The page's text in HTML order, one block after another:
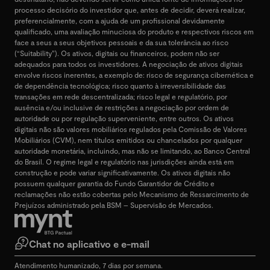
processo decisório do investidor que, antes de decidir, deverá realizar,
preferencialmente, com a ajuda de um profissional devidamente
qualificado, uma avaliação minuciosa do produto e respectivos riscos em
face a seus a seus objetivos pessoais e da sua tolerância ao risco
(“Suitability”). Os ativos, digitais ou financeiros, podem não ser
adequados para todos os investidores. A negociação de ativos digitais
envolve riscos inerentes, a exemplo de: risco de segurança cibernética e
de dependência tecnológica; risco quanto à irreversibilidade das
transações em rede descentralizada; risco legal e regulatório, por
ausência e/ou inclusive de restrições a negociação por ordem de
autoridade ou por regulação superveniente, entre outros. Os ativos
digitais não são valores mobiliários regulados pela Comissão de Valores
Mobiliários (CVM), nem títulos emitidos ou chancelados por qualquer
autoridade monetária, incluindo, mas não se limitando, ao Banco Central
do Brasil. O regime legal e regulatório nas jurisdições ainda está em
construção e pode variar significativamente. Os ativos digitais não
possuem qualquer garantia do Fundo Garantidor de Crédito e
reclamações não estão cobertas pelo Mecanismo de Ressarcimento de
Prejuízos administrado pela BSM – Supervisão de Mercados.
Chat no aplicativo e e-mail
Atendimento humanizado, 7 dias por semana.